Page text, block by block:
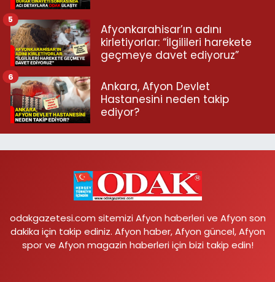
Afyonkarahisar’ın adını
kirletiyorlar: “İlgilileri harekete
geçmeye davet ediyoruz”
5
Ankara, Afyon Devlet
Hastanesini neden takip
ediyor?
6
odakgazetesi.com sitemizi Afyon haberleri ve Afyon son
dakika için takip ediniz. Afyon haber, Afyon güncel, Afyon
spor ve Afyon magazin haberleri için bizi takip edin!